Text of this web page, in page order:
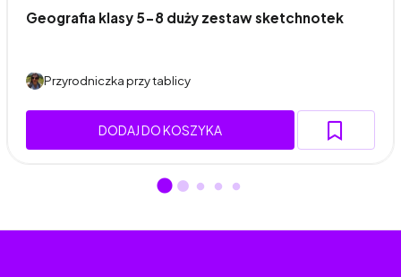
Geografia klasy 5-8 duży zestaw sketchnotek
Przyrodniczka przy tablicy
DODAJ DO KOSZYKA